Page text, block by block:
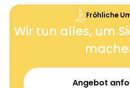
Fröhliche
Wir tun alles, um
Angebot